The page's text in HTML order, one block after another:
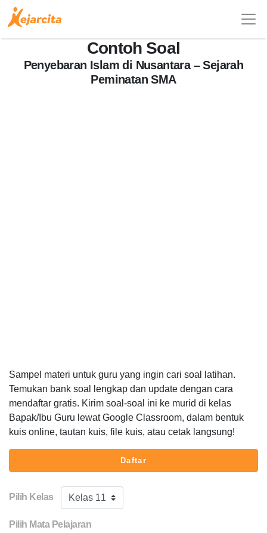
Contoh Soal
Penyebaran Islam di Nusantara – Sejarah
Peminatan SMA
Sampel materi untuk guru yang ingin cari soal latihan.
Temukan bank soal lengkap dan update dengan cara
mendaftar gratis. Kirim soal-soal ini ke murid di kelas
Bapak/Ibu Guru lewat Google Classroom, dalam bentuk
kuis online, tautan kuis, file kuis, atau cetak langsung!
Daftar
Pilih Kelas Kelas 11
Pilih Mata Pelajaran